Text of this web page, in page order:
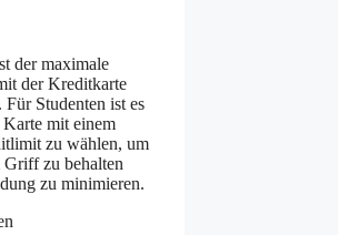
der maximale
der Kreditkarte
Für Studenten ist es
mit einem
zu wählen, um
zu behalten
zu minimieren.